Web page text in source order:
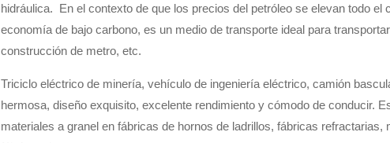
hidráulica. En el contexto de que los precios del petróleo se elevan todo
economía de bajo carbono, es un medio de transporte ideal para
construcción de metro, etc.
Triciclo eléctrico de minería, vehículo de ingeniería eléctrico, camión
hermosa, diseño exquisito, excelente rendimiento y cómodo de conducir.
materiales a granel en fábricas de hornos de ladrillos, fábricas